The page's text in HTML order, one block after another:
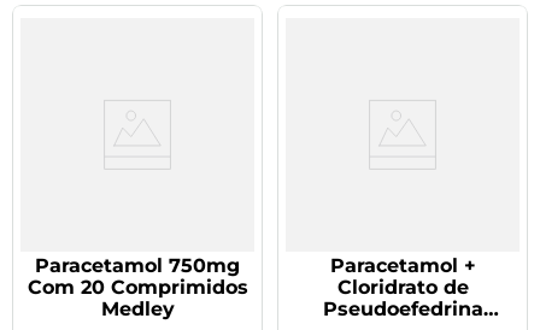
Paracetamol 750mg
Com 20 Comprimidos
Medley
Paracetamol +
Cloridrato de
Pseudoefedrina